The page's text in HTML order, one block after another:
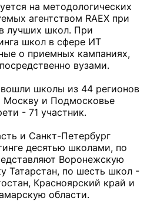
на методологических
агентством RAEX при
лучших школ. При
школ в сфере ИТ
о приемных кампаниях,
вузами.
школы из 44 регионов
Москву и Подмосковье
- 71 участник.
и Санкт-Петербург
десятью школами, по
Воронежскую
Татарстан, по шесть школ -
Красноярский край и
области.